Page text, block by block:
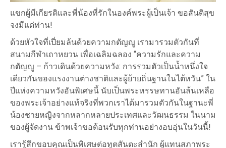
แขกผู้มีเกียรติและพี่น้องที่รักในองค์พระผู้เป็นเจ้า ขอสันติสุข
จงมีแด่ท่าน!
ด้วยหัวใจที่เปี่ยมล้นด้วยความกตัญญู เรามารวมตัวกันที่
สนามกีฬาเถาหยวน เพื่อเฉลิมฉลอง “ความรักและความ
กตัญญู – ก้าวเดินด้วยความหวัง: การรวมตัวเป็นน้ำหนึ่งใจ
เดียวกันของแรงงานต่างชาติและผู้ย้ายถิ่นฐานในไต้หวัน” ใน
ปีแห่งความหวังอันพิเศษนี้ นับเป็นพระหรรษทานอันล้นเหลือ
ของพระเจ้าอย่างแท้จริงที่พวกเราได้มารวมตัวกันในฐานะพี่
น้องชายหญิงจากหลากหลายประเทศและวัฒนธรรม ในนาม
ของผู้จัดงาน ข้าพเจ้าขอต้อนรับทุกท่านอย่างอบอุ่นในวันนี้!
เรารู้สึกขอบคุณเป็นพิเศษต่อทูตสันตะสำนัก ผู้แทนสภาพระ